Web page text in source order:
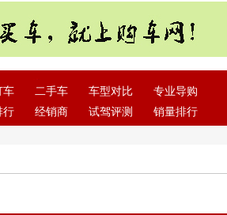
车 二手车 车型对比
专业导购
行 经销商 试驾评测 销量排行